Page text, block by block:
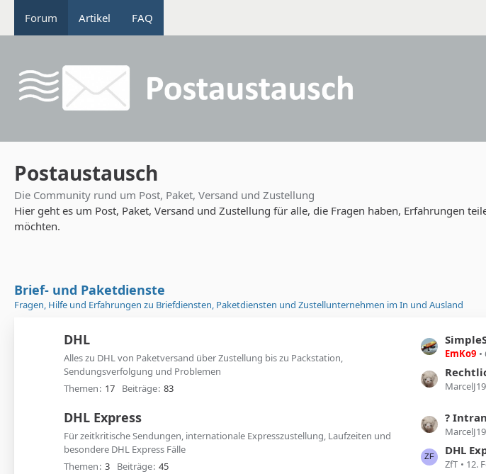
Forum Artikel FAQ
Postaustausch
Die Community rund um Post, Paket, Versand und Zustellung
Hier geht es um Post, Paket, Versand und Zustellung für alle, die Fragen haben, Erfahrungen
möchten.
Brief- und Paketdienste
Fragen, Hilfe und Erfahrungen zu Briefdiensten, Paketdiensten und Zustellunternehmen im In und Ausland
DHL
Alles zu DHL von Paketversand über Zustellung bis zu Packstation,
Sendungsverfolgung und Problemen
Themen
17 Beiträge 83
L
e
t
z
e
B
e
i
EmKo9
DHL Express
Für zeitkritische Sendungen, internationale Expresszustellung, Laufzeiten und
besondere DHL Express Fälle
Themen 3 Beiträge 45
L
e
t
z
?
DHL
ZfT 12.